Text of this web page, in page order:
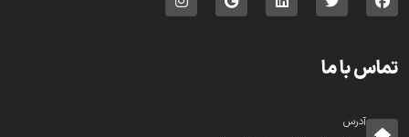
تماس با ما
آدرس